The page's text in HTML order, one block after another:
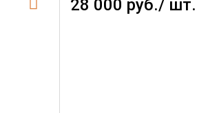
28 000 руб./ шт.